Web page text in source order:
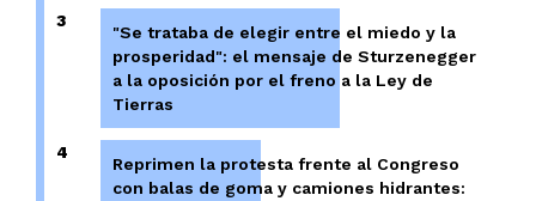
3
"Se trataba de elegir entre el miedo y la
prosperidad": el mensaje de Sturzenegger
a la oposición por el freno a la Ley de
Tierras
4
Reprimen la protesta frente al Congreso
con balas de goma y camiones hidrantes: